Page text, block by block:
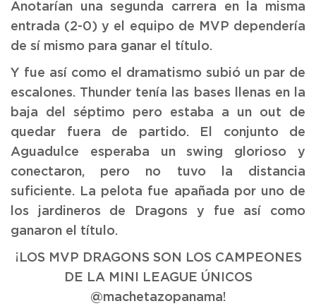
Anotarían una segunda carrera en la misma
entrada (2-0) y el equipo de MVP dependería
de sí mismo para ganar el título.
Y fue así como el dramatismo subió un par de
escalones. Thunder tenía las bases llenas en la
baja del séptimo pero estaba a un out de
quedar fuera de partido. El conjunto de
Aguadulce esperaba un swing glorioso y
conectaron, pero no tuvo la distancia
suficiente. La pelota fue apañada por uno de
los jardineros de Dragons y fue así como
ganaron el título.
¡LOS MVP DRAGONS SON LOS CAMPEONES
DE LA MINI LEAGUE ÚNICOS
@machetazopanama!